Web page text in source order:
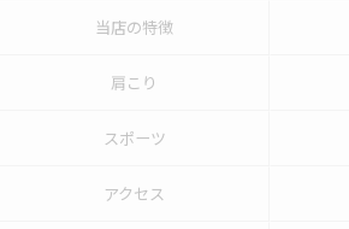
当店の特徴
肩こり
スポーツ
アクセス